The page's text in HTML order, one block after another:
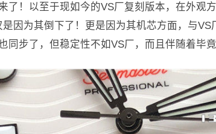
了！以至于现如今的VS厂复刻版本，在外观
因为其倒下了！更是因为其机芯方面，与VS
同步了，但稳定性不如VS厂，而且伴随着毕竟